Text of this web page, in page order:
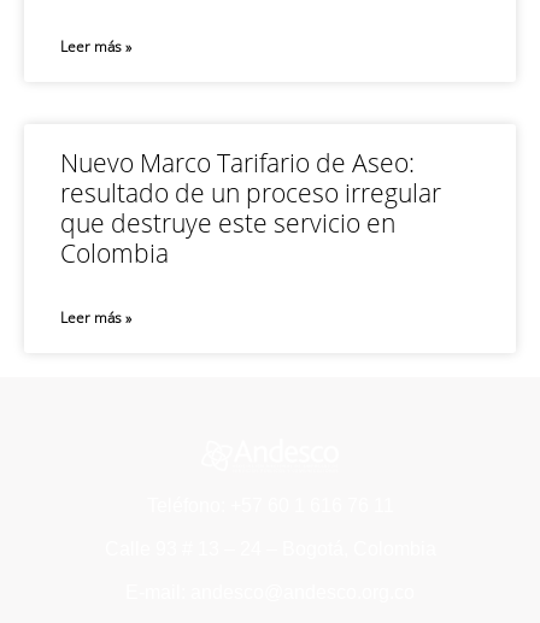
Leer más »
Nuevo Marco Tarifario de Aseo:
resultado de un proceso irregular
que destruye este servicio en
Colombia
Leer más »